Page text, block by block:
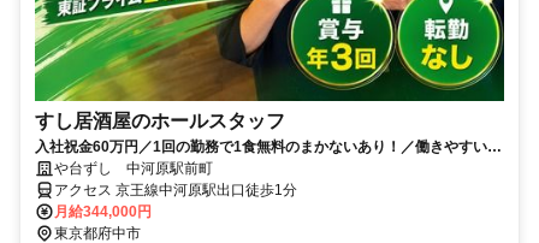
すし居酒屋のホールスタッフ
入社祝金60万円／1回の勤務で1食無料のまかないあり！／働きやすい環
境づくりに力を入れています◎
や台ずし 中河原駅前町
アクセス 京王線中河原駅出口徒歩1分
月給344,000円
東京都府中市